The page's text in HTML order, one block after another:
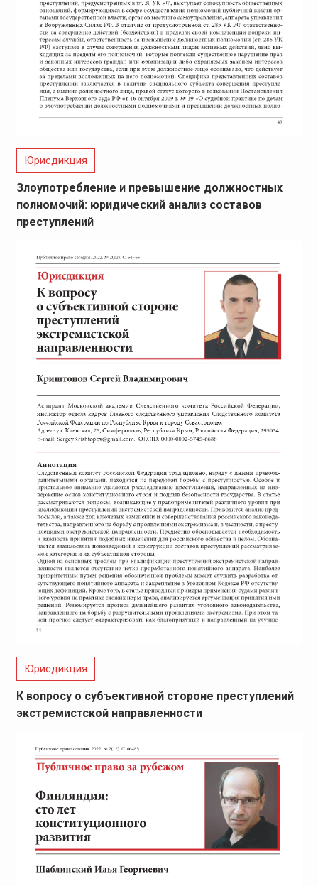
Юрисдикция
Злоупотребление и превышение должностных
полномочий: юридический анализ составов
преступлений
Юрисдикция
К вопросу о субъективной стороне преступлений
экстремистской направленности